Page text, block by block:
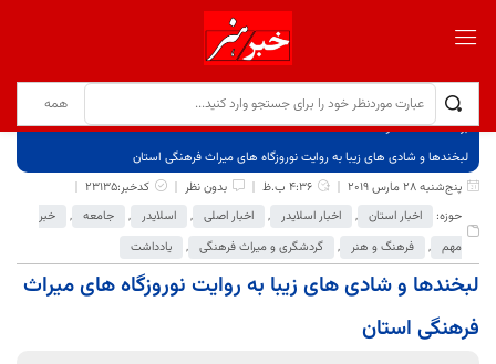
برگ نخست
نوشته‌ها
لبخندها و شادی های زیبا به روایت نوروزگاه های میراث فرهنگی استان
پنج‌شنبه 28 مارس 2019
4:36 ب.ظ بدون نظر
کدخبر:23135
حوزه:
اخبار استان , اخبار اسلایدر , اخبار اصلی , اسلایدر , جامعه ,
خبر
مهم , فرهنگ و هنر , گردشگری و میراث فرهنگی , یادداشت
لبخندها و شادی های زیبا به روایت نوروزگاه های میراث
فرهنگی استان